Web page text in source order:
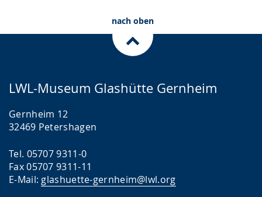
nach oben
LWL-Museum Glashütte Gernheim
Gernheim 12
32469 Petershagen
Tel. 05707 9311-0
Fax 05707 9311-11
E-Mail: glashuette-gernheim@lwl.org